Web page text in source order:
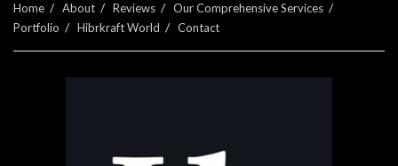
Home About Reviews
Our Comprehensive Services
Portfolio
Hibrkraft World Contact